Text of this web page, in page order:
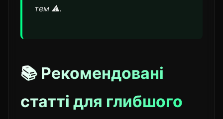
тем ⚠️.
📚 Рекомендовані
статті для глибшого